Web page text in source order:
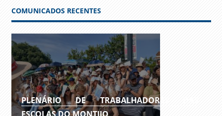
COMUNICADOS RECENTES
PLENÁRIO DE TRABALHADORES DAS